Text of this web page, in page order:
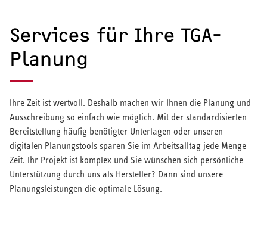
Services für Ihre TGA-
Planung
Ihre Zeit ist wertvoll. Deshalb machen wir Ihnen die Planung und
Ausschreibung so einfach wie möglich. Mit der standardisierten
Bereitstellung häufig benötigter Unterlagen oder unseren
digitalen Planungstools sparen Sie im Arbeitsalltag jede Menge
Zeit. Ihr Projekt ist komplex und Sie wünschen sich persönliche
Unterstützung durch uns als Hersteller? Dann sind unsere
Planungsleistungen die optimale Lösung.